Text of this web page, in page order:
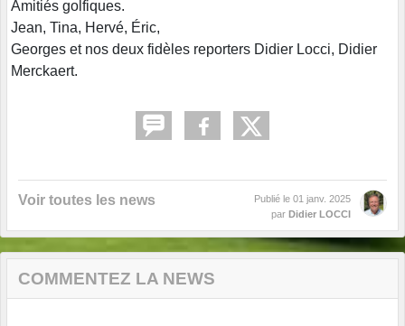
Amitiés golfiques.
Jean, Tina, Hervé, Éric,
Georges et nos deux fidèles reporters Didier Locci, Didier
Merckaert.
Voir toutes les news Publié le 01 janv. 2025
par Didier LOCCI
COMMENTEZ LA NEWS